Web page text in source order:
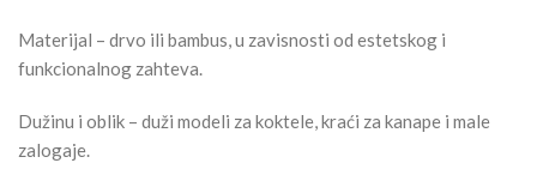
Materijal – drvo ili bambus, u zavisnosti od estetskog i
funkcionalnog zahteva.
Dužinu i oblik – duži modeli za koktele, kraći za kanape i male
zalogaje.